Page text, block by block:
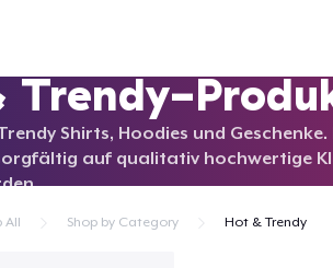
Trendy-
Shirts, Hoodies und
auf qualitativ hochwertige
All Shop by Category Hot & Trendy